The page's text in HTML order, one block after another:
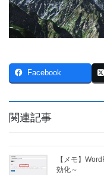
Facebook
関連記事
【メモ】
効化～